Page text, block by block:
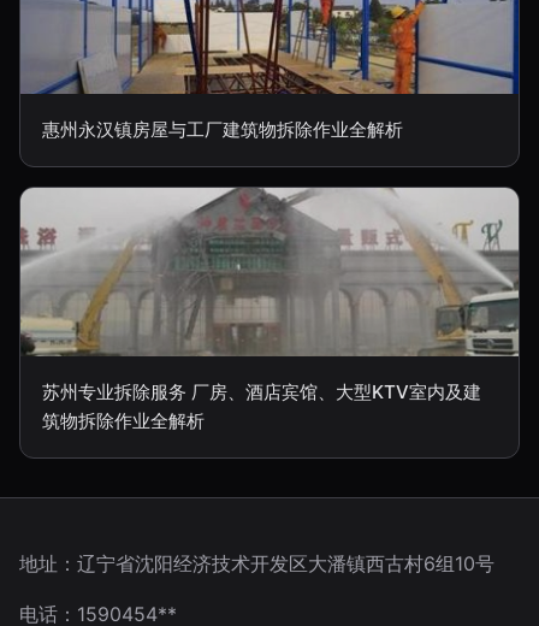
惠州永汉镇房屋与工厂建筑物拆除作业全解析
苏州专业拆除服务 厂房、酒店宾馆、大型KTV室内及建
筑物拆除作业全解析
地址：辽宁省沈阳经济技术开发区大潘镇西古村6组10号
电话：1590454**